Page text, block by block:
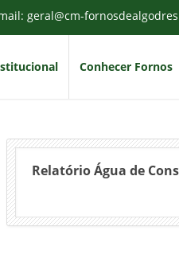
geral@cm-
Conhecer Fornos
Relatório Água de